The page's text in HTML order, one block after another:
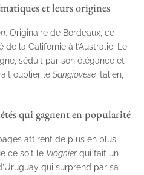
et leurs origines
. Originaire de Bordeaux, ce
de la Californie à l’Australie. Le
séduit par son élégance et
oublier le Sangiovese italien,
qui gagnent en popularité
attirent de plus en plus
ce soit le Viognier qui fait un
qui surprend par sa